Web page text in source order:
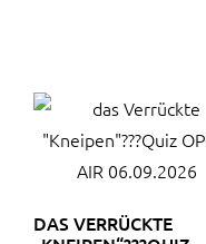
DAS VERRÜCKTE